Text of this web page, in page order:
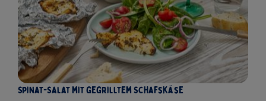
Spinat-Salat mit gegrilltem Schafskäse